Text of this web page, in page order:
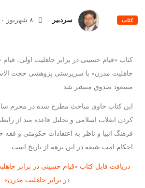
کتاب سردبیر
کتاب «قیام حسینی در برابر جاهلیت اولی، قیام
جاهلیت مدرن» با سرپرستی پژوهشی حجت
مسعود صدوق منتشر شد.
کردن انقلاب اسلامی و تحلیل قاعده مند از
فرهنگ انبیا و ناظر به اعتقادات حکومتی و فقه
احکام امت شیعه در این برهه از تاریخ است.
دریافت فایل کتاب «قیام حسینی در برابر
در برابر جاهلیت مدرن»